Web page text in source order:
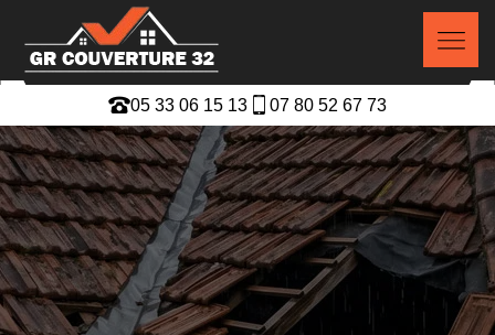
05 33 06 15 13 07 80 52 67 73